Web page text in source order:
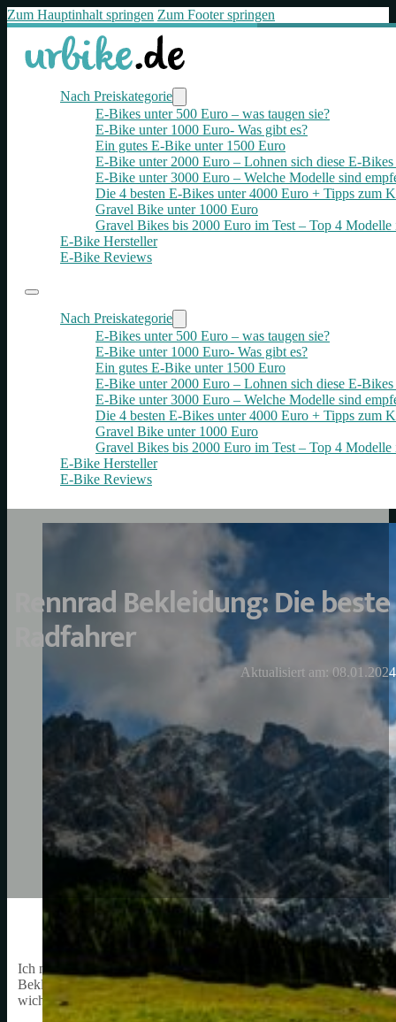
Zum Hauptinhalt springen Zum Footer springen
Nach Preiskategorie
E-Bikes unter 500 Euro – was taugen sie?
E-Bike unter 1000 Euro- Was gibt es?
Ein gutes E-Bike unter 1500 Euro
E-Bike unter 2000 Euro – Lohnen sich diese E-
E-Bike unter 3000 Euro – Welche Modelle sind
Die 4 besten E‑Bikes unter 4000 Euro + Tipps zum
Gravel Bike unter 1000 Euro
Gravel Bikes bis 2000 Euro im Test – Top 4 Modelle
E-Bike Hersteller
E-Bike Reviews
Nach Preiskategorie
E-Bikes unter 500 Euro – was taugen sie?
E-Bike unter 1000 Euro- Was gibt es?
Ein gutes E-Bike unter 1500 Euro
E-Bike unter 2000 Euro – Lohnen sich diese E-
E-Bike unter 3000 Euro – Welche Modelle sind
Die 4 besten E‑Bikes unter 4000 Euro + Tipps zum
Gravel Bike unter 1000 Euro
Gravel Bikes bis 2000 Euro im Test – Top 4 Modelle
E-Bike Hersteller
E-Bike Reviews
Rennrad Bekleidung: Die
Radfahrer
Aktualisiert am: 08.01.2024
Ich möchte heute über das Thema Rennradbekleidung sprechen.
Bekleidung für eine angenehme und erfolgreiche Fahrt ist.
wichtigen Punkten. Sie ist speziell für die Bedürfnisse von